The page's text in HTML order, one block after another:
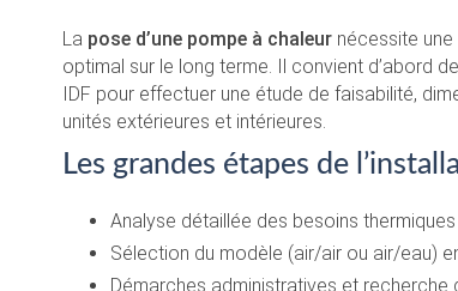
La pose d’une pompe à chaleur nécessite
optimal sur le long terme. Il convient d’abord
IDF pour effectuer une étude de faisabilité,
unités extérieures et intérieures.
Les grandes étapes de
Analyse détaillée des besoins
Sélection du modèle (air/air ou air/eau)
Démarches administratives et